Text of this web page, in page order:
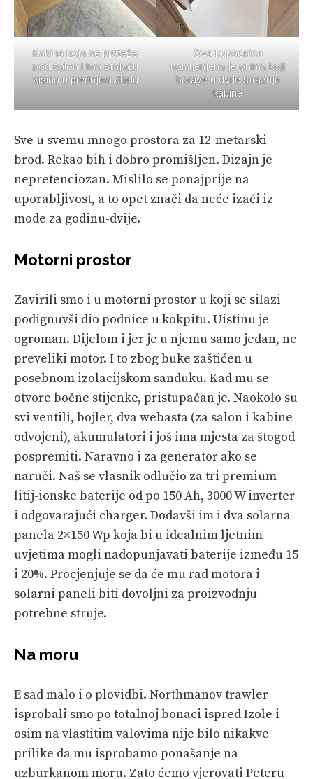
Kabina koja se proteže
pod salon i ima stajaću
visinu u prednjem dijelu
Ova kupaonica
namijenjena je onima koji
borave u dvije stražnje
kabine
Sve u svemu mnogo prostora za 12-metarski
brod. Rekao bih i dobro promišljen. Dizajn je
nepretenciozan. Mislilo se ponajprije na
uporabljivost, a to opet znači da neće izaći iz
mode za godinu-dvije.
Motorni prostor
Zavirili smo i u motorni prostor u koji se silazi
podignuvši dio podnice u kokpitu. Uistinu je
ogroman. Dijelom i jer je u njemu samo jedan, ne
preveliki motor. I to zbog buke zaštićen u
posebnom izolacijskom sanduku. Kad mu se
otvore bočne stijenke, pristupačan je. Naokolo su
svi ventili, bojler, dva webasta (za salon i kabine
odvojeni), akumulatori i još ima mjesta za štogod
pospremiti. Naravno i za generator ako se
naruči. Naš se vlasnik odlučio za tri premium
litij-ionske baterije od po 150 Ah, 3000 W inverter
i odgovarajući charger. Dodavši im i dva solarna
panela 2×150 Wp koja bi u idealnim ljetnim
uvjetima mogli nadopunjavati baterije između 15
i 20%. Procjenjuje se da će mu rad motora i
solarni paneli biti dovoljni za proizvodnju
potrebne struje.
Na moru
E sad malo i o plovidbi. Northmanov trawler
isprobali smo po totalnoj bonaci ispred Izole i
osim na vlastitim valovima nije bilo nikakve
prilike da mu isprobamo ponašanje na
uzburkanom moru. Zato ćemo vjerovati Peteru